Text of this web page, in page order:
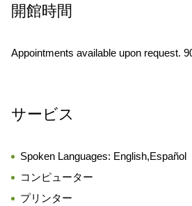
開館時間
Appointments available upon request.
サービス
Spoken Languages: English,Español
コンピューター
プリンター